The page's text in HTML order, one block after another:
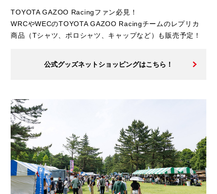
TOYOTA GAZOO Racingファン必見！
WRCやWECのTOYOTA GAZOO Racingチームのレプリカ
商品（Tシャツ、ポロシャツ、キャップなど）も販売予定！
公式グッズネットショッピングはこちら！